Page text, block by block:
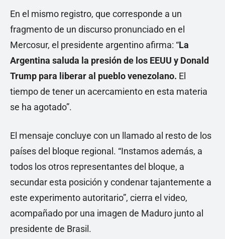
En el mismo registro, que corresponde a un
fragmento de un discurso pronunciado en el
Mercosur, el presidente argentino afirma: “La
Argentina saluda la presión de los EEUU y Donald
Trump para liberar al pueblo venezolano. El
tiempo de tener un acercamiento en esta materia
se ha agotado”.
El mensaje concluye con un llamado al resto de los
países del bloque regional. “Instamos además, a
todos los otros representantes del bloque, a
secundar esta posición y condenar tajantemente a
este experimento autoritario”, cierra el video,
acompañado por una imagen de Maduro junto al
presidente de Brasil.